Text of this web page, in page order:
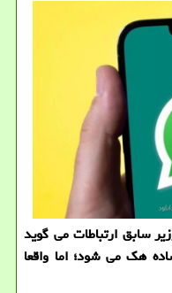
سابق ارتباطات می گوید
هک می شود؛ اما واقعا